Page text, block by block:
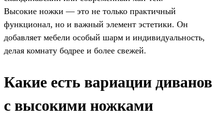
Высокие ножки — это не только практичный
функционал, но и важный элемент эстетики. Он
добавляет мебели особый шарм и индивидуальность,
делая комнату бодрее и более свежей.
Какие есть вариации диванов
с высокими ножками